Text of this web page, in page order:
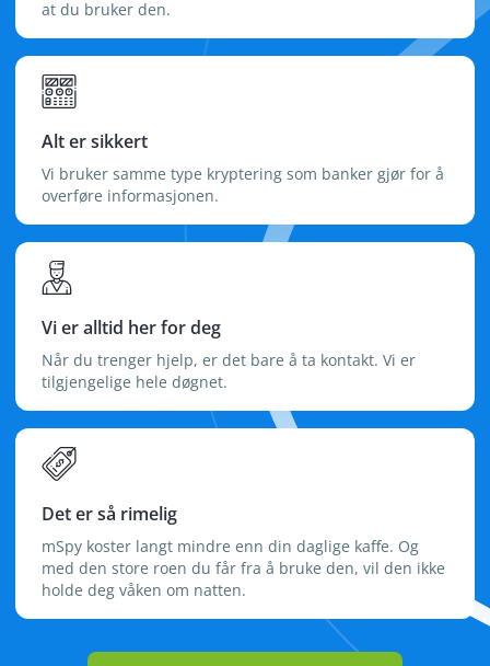
at du bruker den.
Alt er sikkert
Vi bruker samme type kryptering som banker gjør for å
overføre informasjonen.
Vi er alltid her for deg
Når du trenger hjelp, er det bare å ta kontakt. Vi er
tilgjengelige hele døgnet.
Det er så rimelig
mSpy koster langt mindre enn din daglige kaffe. Og
med den store roen du får fra å bruke den, vil den ikke
holde deg våken om natten.